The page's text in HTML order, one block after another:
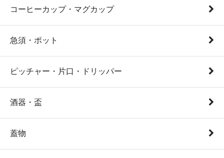
コーヒーカップ・マグカップ
急須・ポット
ピッチャー・片口・ドリッパー
酒器・盃
蓋物